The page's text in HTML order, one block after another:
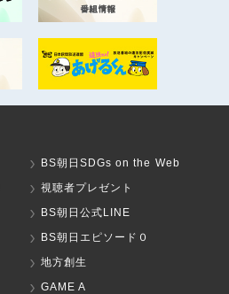
BS朝日SDGs on the Web
視聴者プレゼント
BS朝日公式LINE
BS朝日エピソード０
地方創生
GAME A